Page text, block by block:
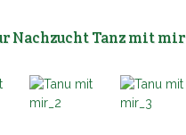
Nachzucht Tanz mit mir